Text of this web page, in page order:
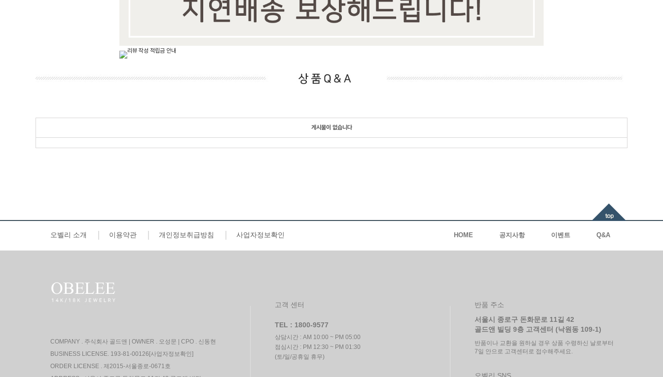
게시물이 없습니다
오벨리 소개 이용약관 개인정보취급방침 사업자정보확인 HOME 공지사항 이벤트 Q&A
COMPANY . 주식회사 골드앤 OWNER . 오성문 | CPO . 신동현
BUSINESS LICENSE. 193-81-00126 [사업자정보확인]
ORDER LICENSE . 제2015-서울종로-0671호
고객 센터
TEL : 1800-9577
상담시간 : AM 10:00 ~ PM 05:00
점심시간 : PM 12:30 ~ PM 01:30
(토/일/공휴일 휴무)
반품 주소
서울시 종로구 돈화문로 11길 42
골드앤 빌딩 9층 고객센터 (낙원동 109-1)
반품이나 교환을 원하실 경우 상품 수령하신 날로부터
7일 안으로 고객센터로 접수해주세요.